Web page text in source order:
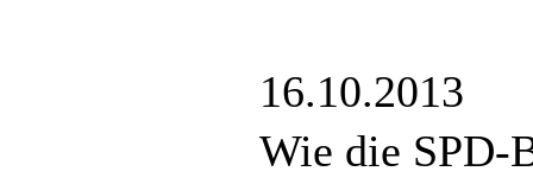
16.10.2013
Wie die SPD-